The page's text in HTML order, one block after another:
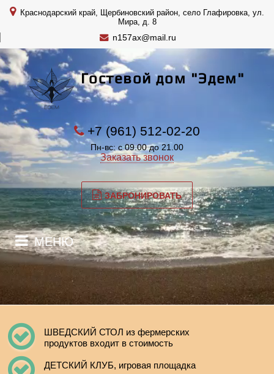
Краснодарский край, Щербиновский район, село Глафировка, ул.
Мира, д. 8
n157ax@mail.ru
Гостевой дом "Эдем"
+7 (961) 512-02-20
Пн-вс: с 09.00 до 21.00
Заказать звонок
ЗАБРОНИРОВАТЬ
МЕНЮ
ШВЕДСКИЙ СТОЛ из фермерских
продуктов входит в стоимость
ДЕТСКИЙ КЛУБ, игровая площадка